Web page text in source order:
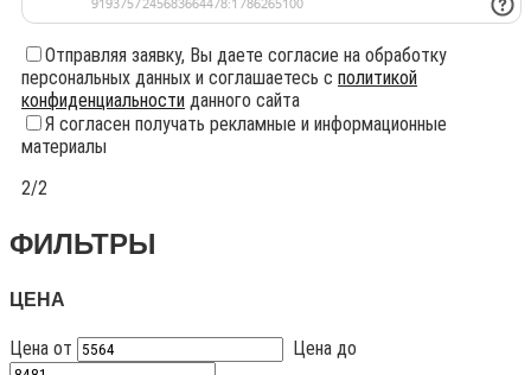
Отправляя заявку, Вы даете согласие на обработку
персональных данных и соглашаетесь с политикой
конфиденциальности данного сайта
Я согласен получать рекламные и информационные
материалы
2/2
ФИЛЬТРЫ
ЦЕНА
Цена от Цена до